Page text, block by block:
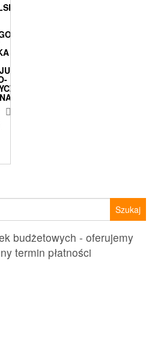
zł.
budżetowych - oferujemy
termin płatności